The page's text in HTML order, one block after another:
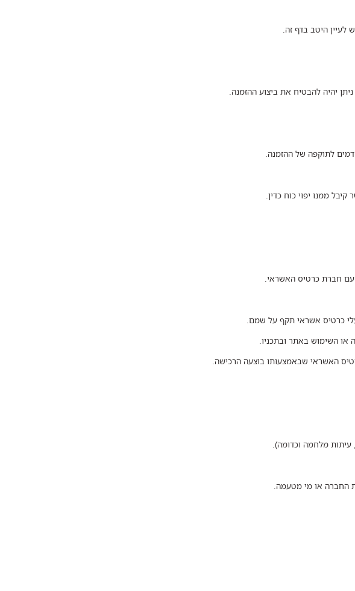
לעיין היטב בדף זה.
יהיה להבטיח את ביצוע ההזמנה.
לתוקפה של ההזמנה.
ממנו יפוי כוח כדין.
חברת כרטיס האשראי.
או השימוש באתר ובתכניו.
האשראי שבאמצעותו בוצעה הרכישה.
עיתות מלחמה וכדומה).
החברה או מי מטעמה.